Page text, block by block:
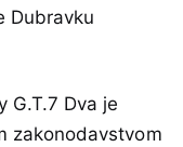
Dubravku
G.T.7 Dva je
zakonodavstvom